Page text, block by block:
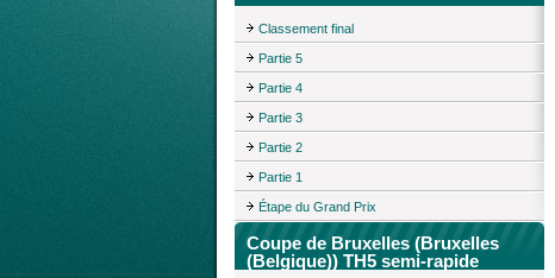
Classement final
Partie 5
Partie 4
Partie 3
Partie 2
Partie 1
Étape du Grand Prix
Coupe de Bruxelles (Bruxelles
(Belgique)) TH5 semi-rapide